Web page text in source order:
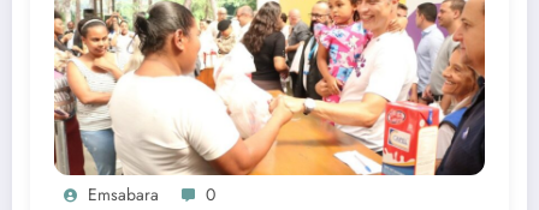
Emsabara 0